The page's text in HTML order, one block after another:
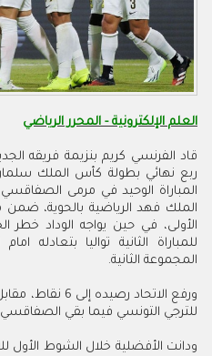
العلم الإلكترونية - المحرر الرياضي
قاد الفرنسي كريم بنزيمة فريقه
ربع نهائي بطولة كأس الملك
المباراة الوحيد في مرمى
الملك فهد الرياضية بالحوية، ضمن
الأولى، في حين يواجه الوداد خطر
المجموعة الثانية.
للترجي التونسي فيما بقي الصفاقسي
ودانت الأفضلية خلال الشوط الأول